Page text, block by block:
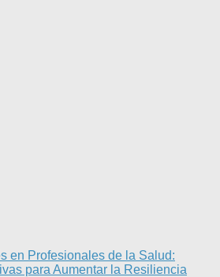
en Profesionales de la Salud:
para Aumentar la Resiliencia